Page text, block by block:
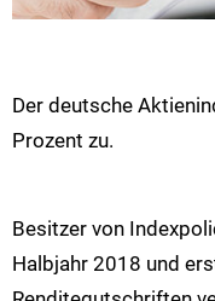
Der deutsche
Prozent zu.
Besitzer von
Halbjahr 2018 und